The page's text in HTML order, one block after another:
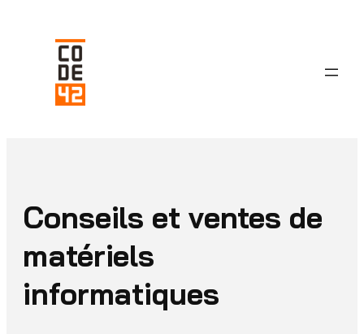
contenu
Conseils et ventes de
matériels
informatiques